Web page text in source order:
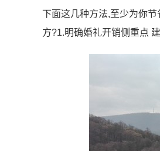
下面这几种方法,至少为你
方?1.明确婚礼开销侧重点